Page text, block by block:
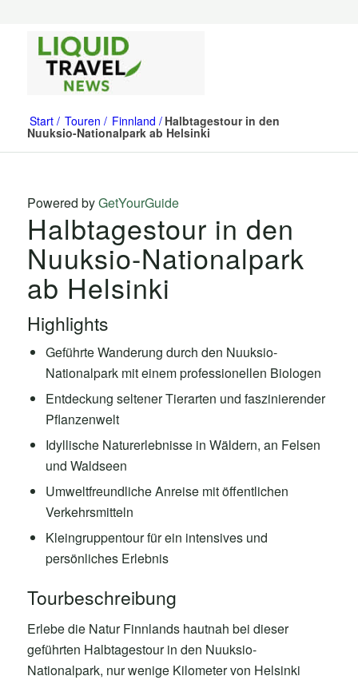
Start Touren Finnland Halbtagestour in den
Nuuksio-Nationalpark ab Helsinki
Powered byGetYourGuide
Halbtagestour in den
Nuuksio-Nationalpark
ab Helsinki
Highlights
Geführte Wanderung durch den Nuuksio-
Nationalpark mit einem professionellen Biologen
Entdeckung seltener Tierarten und faszinierender
Pflanzenwelt
Idyllische Naturerlebnisse in Wäldern, an Felsen
und Waldseen
Umweltfreundliche Anreise mit öffentlichen
Verkehrsmitteln
Kleingruppentour für ein intensives und
persönliches Erlebnis
Tourbeschreibung
Erlebe die Natur Finnlands hautnah bei dieser
geführten Halbtagestour in den Nuuksio-
Nationalpark, nur wenige Kilometer von Helsinki